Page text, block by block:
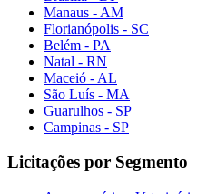
Manaus - AM
Florianópolis - SC
Belém - PA
Natal - RN
Maceió - AL
São Luís - MA
Guarulhos - SP
Campinas - SP
Licitações por Segmento